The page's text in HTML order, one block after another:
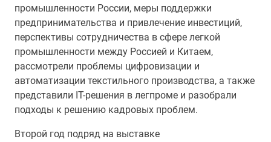
промышленности России, меры поддержки
предпринимательства и привлечение инвестиций,
перспективы сотрудничества в сфере легкой
промышленности между Россией и Китаем,
рассмотрели проблемы цифровизации и
автоматизации текстильного производства, а также
представили IT-решения в легпроме и разобрали
подходы к решению кадровых проблем.
Второй год подряд на выставке